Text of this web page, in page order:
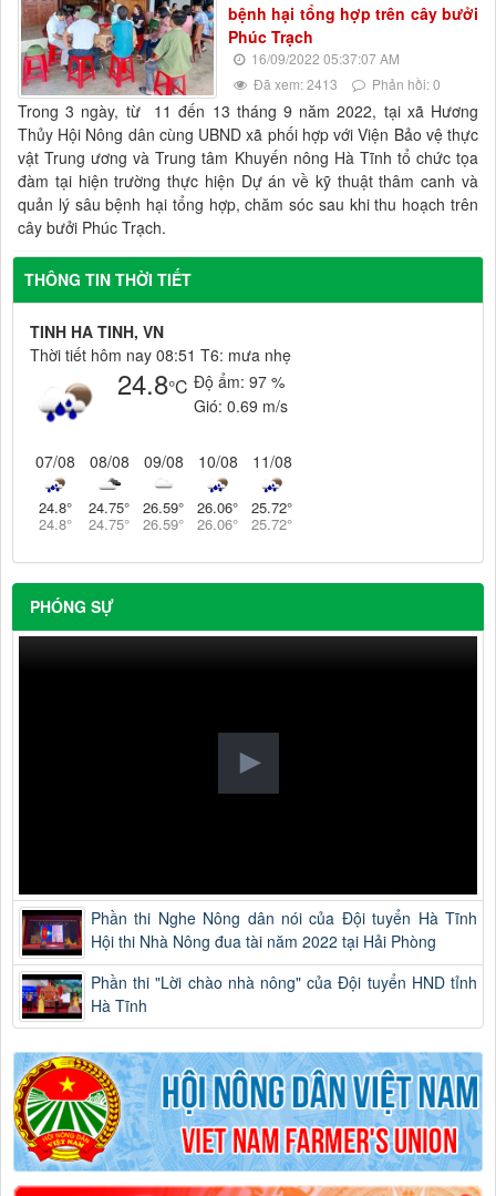
bệnh hại tổng hợp trên cây bưởi
Phúc Trạch
16/09/2022 05:37:07 AM
Đã xem: 2413
Phản hồi: 0
Trong 3 ngày, từ 11 đến 13 tháng 9 năm 2022, tại xã Hương
Thủy Hội Nông dân cùng UBND xã phối hợp với Viện Bảo vệ thực
vật Trung ương và Trung tâm Khuyến nông Hà Tĩnh tổ chức tọa
đàm tại hiện trường thực hiện Dự án về kỹ thuật thâm canh và
quản lý sâu bệnh hại tổng hợp, chăm sóc sau khi thu hoạch trên
cây bưởi Phúc Trạch.
THÔNG TIN THỜI TIẾT
TINH HA TINH, VN
Thời tiết hôm nay 08:51 T6: mưa nhẹ
24.8°C Độ ẩm: 97 %
Gió: 0.69 m/s
07/08
24.8°
24.8°
08/08
24.75°
24.75°
09/08
26.59°
26.59°
10/08
26.06°
26.06°
11/08
25.72°
25.72°
PHÓNG SỰ
Phần thi Nghe Nông dân nói của Đội tuyển Hà Tĩnh
Hội thi Nhà Nông đua tài năm 2022 tại Hải Phòng
Phần thi "Lời chào nhà nông" của Đội tuyển HND tỉnh
Hà Tĩnh